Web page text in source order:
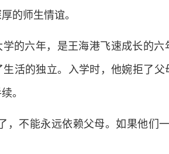
的师生情谊。
的六年，是王海港飞速成长的
活的独立。入学时，他婉拒了
。
，不能永远依赖父母。如果他们